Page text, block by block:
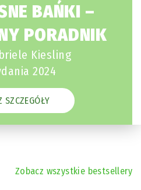
BAŃKI –
PORADNIK
Kiesling
2024
SZCZEGÓŁY
Zobacz wszystkie bestsellery